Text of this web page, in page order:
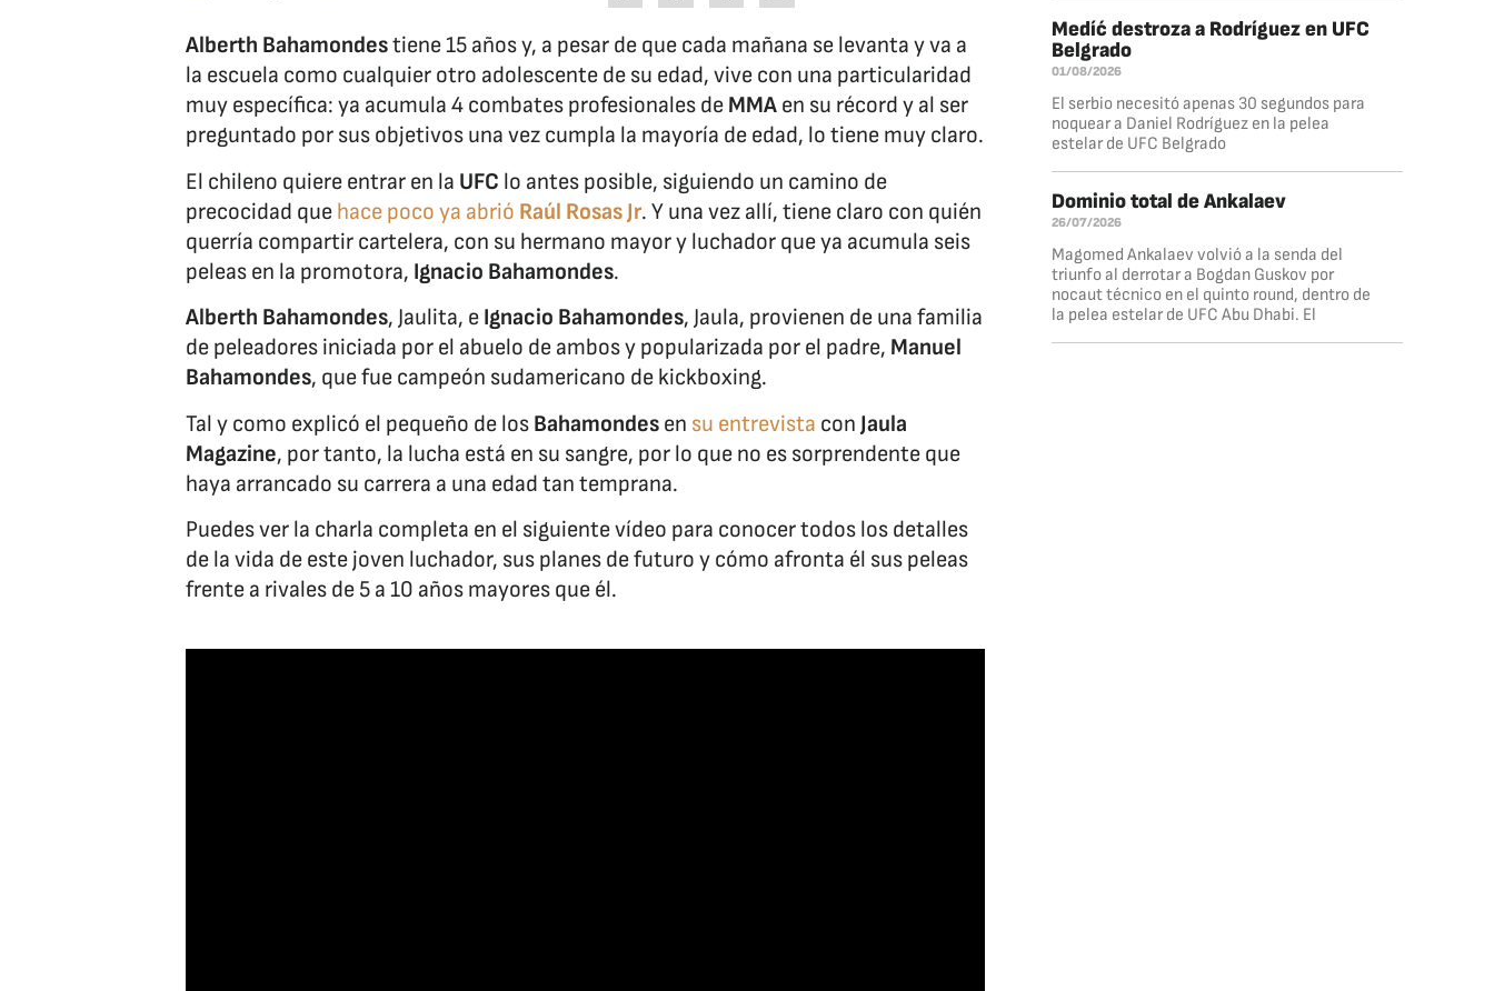
Alberth Bahamondestiene 15 años y, a pesar de que cada mañana se levanta y va a
la escuela como cualquier otro adolescente de su edad, vive con una particularidad
muy específica: ya acumula 4 combates profesionales de MMA en su récord y al ser
preguntado por sus objetivos una vez cumpla la mayoría de edad, lo tiene muy claro.
El chileno quiere entrar en la UFC lo antes posible, siguiendo un camino de
precocidad que hace poco ya abrió Raúl Rosas Jr. Y una vez allí, tiene claro con quién
querría compartir cartelera, con su hermano mayor y luchador que ya acumula seis
peleas en la promotora, Ignacio Bahamondes.
Alberth Bahamondes, Jaulita, e Ignacio Bahamondes, Jaula, provienen de una familia
de peleadores iniciada por el abuelo de ambos y popularizada por el padre, Manuel
Bahamondes, que fue campeón sudamericano de kickboxing.
Tal y como explicó el pequeño de los Bahamondes en su entrevista con Jaula
Magazine, por tanto, la lucha está en su sangre, por lo que no es sorprendente que
haya arrancado su carrera a una edad tan temprana.
Puedes ver la charla completa en el siguiente vídeo para conocer todos los detalles
de la vida de este joven luchador, sus planes de futuro y cómo afronta él sus peleas
frente a rivales de 5 a 10 años mayores que él.
Medíć destroza a Rodríguez en UFC
Belgrado
01/08/2026
El serbio necesitó apenas 30 segundos para
noquear a Daniel Rodríguez en la pelea
estelar de UFC Belgrado
Dominio total de Ankalaev
26/07/2026
Magomed Ankalaev volvió a la senda del
triunfo al derrotar a Bogdan Guskov por
nocaut técnico en el quinto round, dentro de
la pelea estelar de UFC Abu Dhabi. El